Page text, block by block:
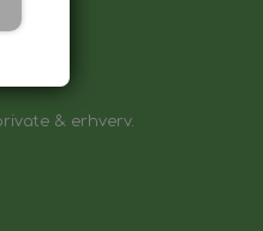
& erhverv.